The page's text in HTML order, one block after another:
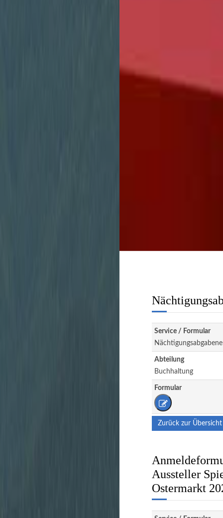
Service / Formular
Abteilung
Buchhaltung
Formular
Zurück zur Übersicht
Aussteller
Ostermarkt